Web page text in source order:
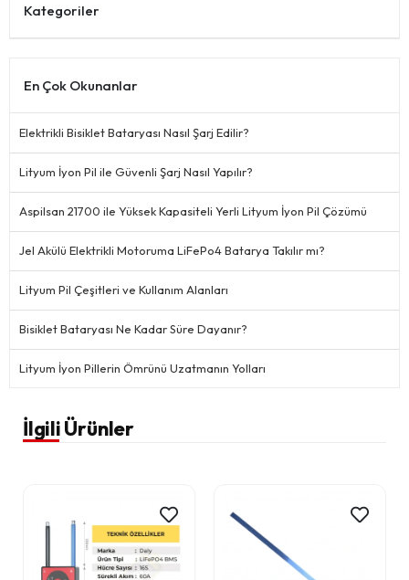
Kategoriler
En Çok Okunanlar
Elektrikli Bisiklet Bataryası Nasıl Şarj Edilir?
Lityum İyon Pil ile Güvenli Şarj Nasıl Yapılır?
Aspilsan 21700 ile Yüksek Kapasiteli Yerli Lityum İyon Pil Çözümü
Jel Akülü Elektrikli Motoruma LiFePo4 Batarya Takılır mı?
Lityum Pil Çeşitleri ve Kullanım Alanları
Bisiklet Bataryası Ne Kadar Süre Dayanır?
Lityum İyon Pillerin Ömrünü Uzatmanın Yolları
İlgili Ürünler